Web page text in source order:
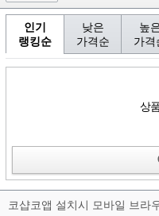
인기
랭킹순
낮은
가격순
높
가격
상